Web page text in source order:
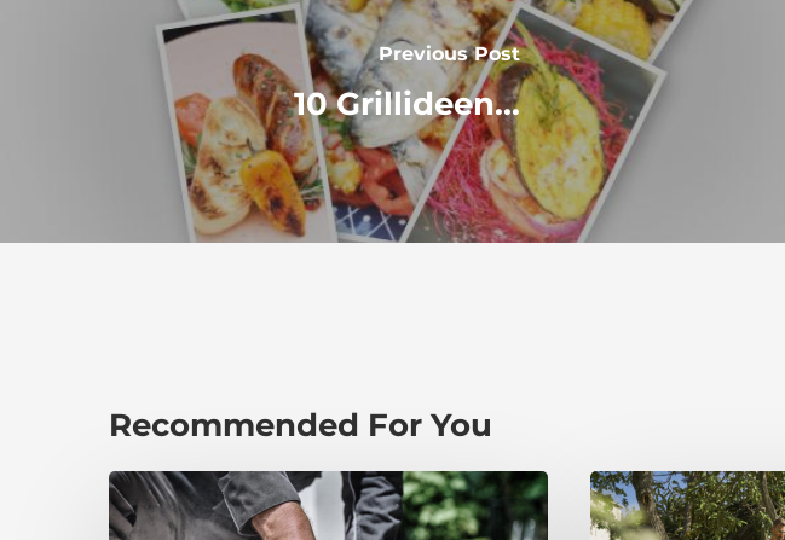
Previous Post
10 Grillideen...
Recommended For You